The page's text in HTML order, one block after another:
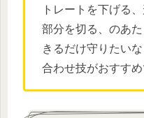
トレートを下げる
部分を切る、のあ
きるだけ守りたい
合わせ技がおすすめ